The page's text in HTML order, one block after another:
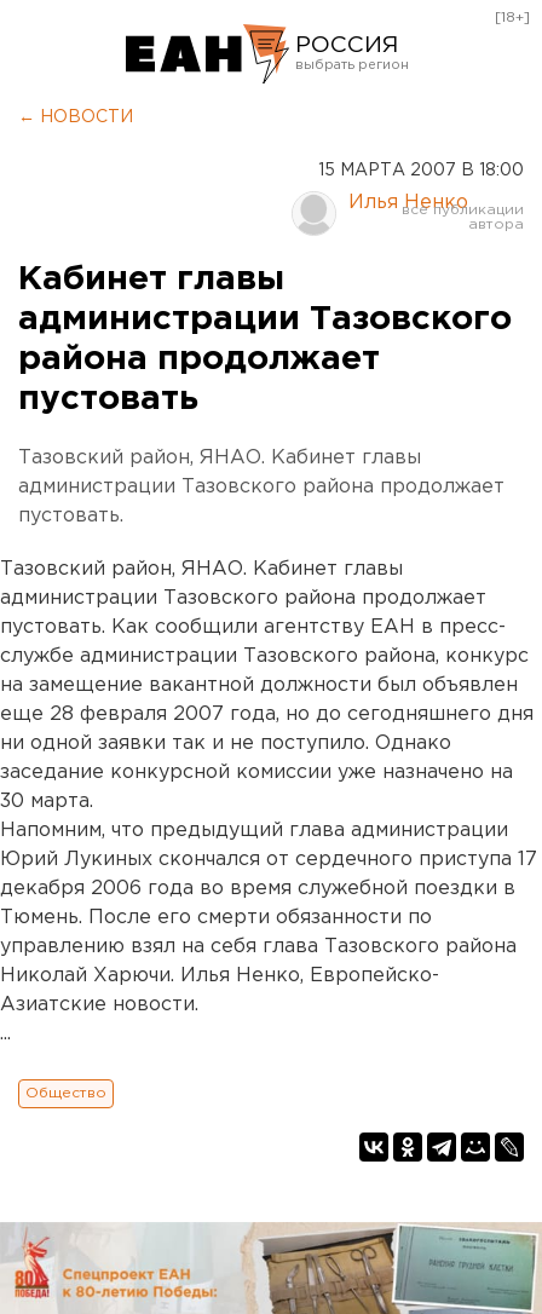
РОССИЯ
Курган
Оренбург
[18+]
← НОВОСТИ
15 МАРТА 2007 В 18:00
Илья Ненко
Кабинет главы
администрации Тазовского
района продолжает
пустовать
Тазовский район, ЯНАО. Кабинет главы
администрации Тазовского района продолжает
пустовать.
Тазовский район, ЯНАО. Кабинет главы
администрации Тазовского района продолжает
пустовать. Как сообщили агентству ЕАН в пресс-
службе администрации Тазовского района, конкурс
на замещение вакантной должности был объявлен
еще 28 февраля 2007 года, но до сегодняшнего дня
ни одной заявки так и не поступило. Однако
заседание конкурсной комиссии уже назначено на
30 марта.
Напомним, что предыдущий глава администрации
Юрий Лукиных скончался от сердечного приступа 17
декабря 2006 года во время служебной поездки в
Тюмень. После его смерти обязанности по
управлению взял на себя глава Тазовского района
Николай Харючи. Илья Ненко, Европейско-
Азиатские новости.
...
Общество